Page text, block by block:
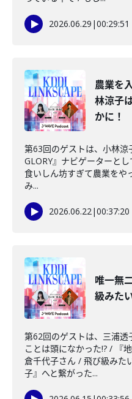
2026.06.29 |00:29:51
農業を
林涼子
かに！
第63回のゲストは、小林涼
GLORY』ナビゲーターと
食いしん坊すぎて農業をや
み...
2026.06.22|00:37:20
唯一無
級みた
第62回のゲストは、三浦
ことは頭になかった!? / 『
倉千代子さん / 飛び級みた
子』へと繋がった...